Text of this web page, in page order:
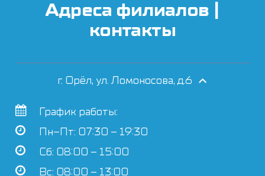
Адреса филиалов |
контакты
г. Орёл, ул. Ломоносова, д.6
График работы:
Пн–Пт: 07:30 – 19:30
Сб: 08:00 – 15:00
Вс: 08:00 – 13:00